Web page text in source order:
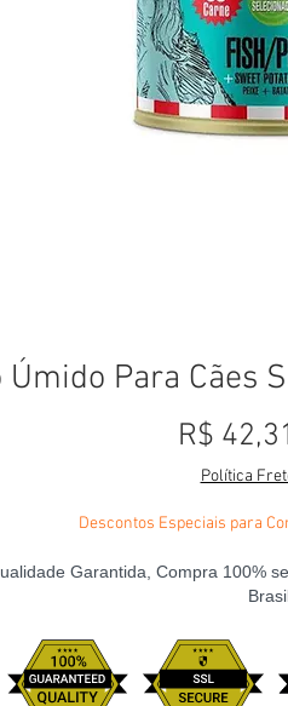
Para Cães
R$ 42,31
Política
Descontos Especiais para
Garantida, Compra 100%